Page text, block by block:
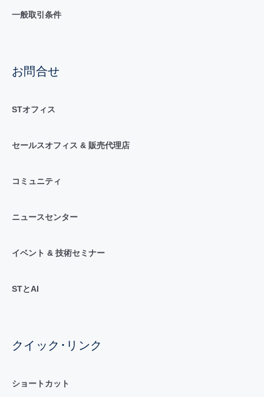
一般取引条件
お問合せ
STオフィス
セールスオフィス & 販売代理店
コミュニティ
ニュースセンター
イベント & 技術セミナー
STとAI
クイック･リンク
ショートカット